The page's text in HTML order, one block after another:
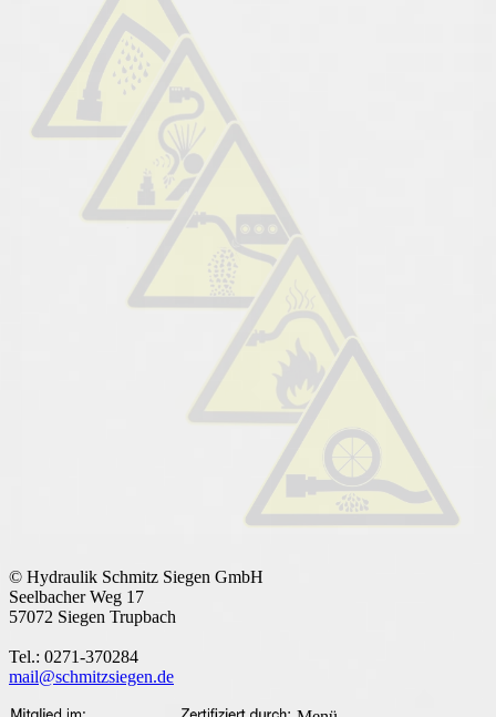
© Hydraulik Schmitz Siegen GmbH
Seelbacher Weg 17
57072 Siegen Trupbach
Tel.: 0271-370284
mail@schmitzsiegen.de